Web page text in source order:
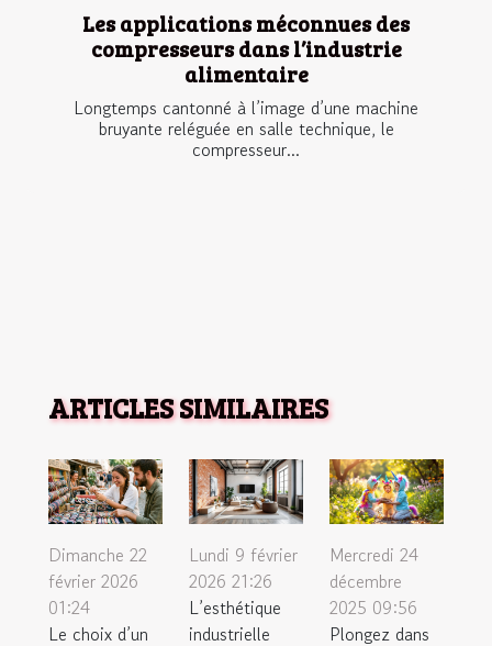
Les applications méconnues des
compresseurs dans l’industrie
alimentaire
Longtemps cantonné à l’image d’une machine
bruyante reléguée en salle technique, le
compresseur...
ARTICLES SIMILAIRES
Dimanche 22
février 2026
01:24
Le choix d’un
Lundi 9 février
2026 21:26
L’esthétique
industrielle
Mercredi 24
décembre
2025 09:56
Plongez dans